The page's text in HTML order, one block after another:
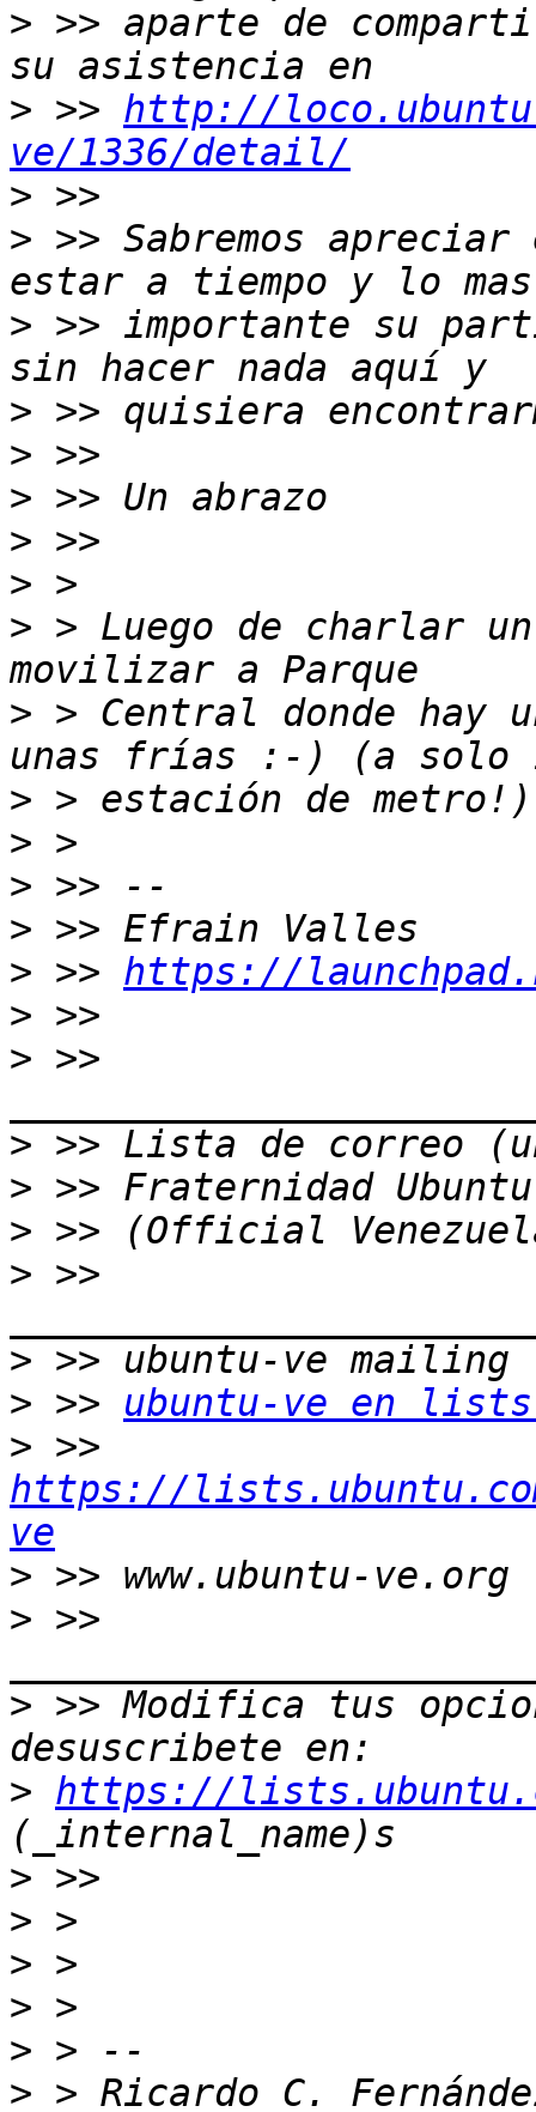
> >> aparte de
> >> http://
ve/1336/detail/
>
> >> Sabremos
> >> importante su
>
>
>
>
>
> > Luego de charlar
> > Central donde hay
>
>
>
>
> >> https://
>
> >>
>
>
>
> >>
>
> >> ubuntu-ve en
>
https://
ve
>
> >>
> >> Modifica tus
> https://
>
>
>
>
>
>